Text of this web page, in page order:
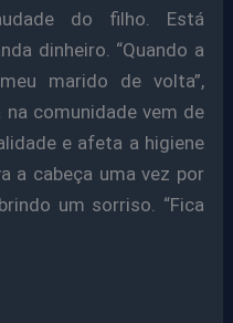
do filho. Está
dinheiro. “Quando a
marido de volta”,
comunidade vem de
e afeta a higiene
a cabeça uma vez por
um sorriso. “Fica